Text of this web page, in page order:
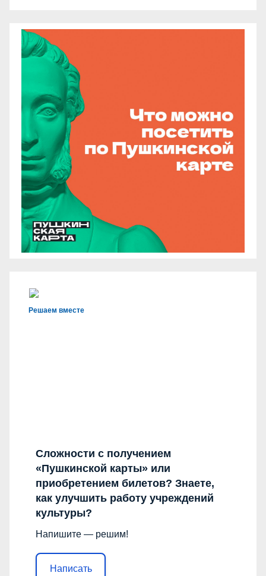
Решаем вместе
Сложности с получением
«Пушкинской карты» или
приобретением билетов? Знаете,
как улучшить работу учреждений
культуры?
Напишите — решим!
Написать